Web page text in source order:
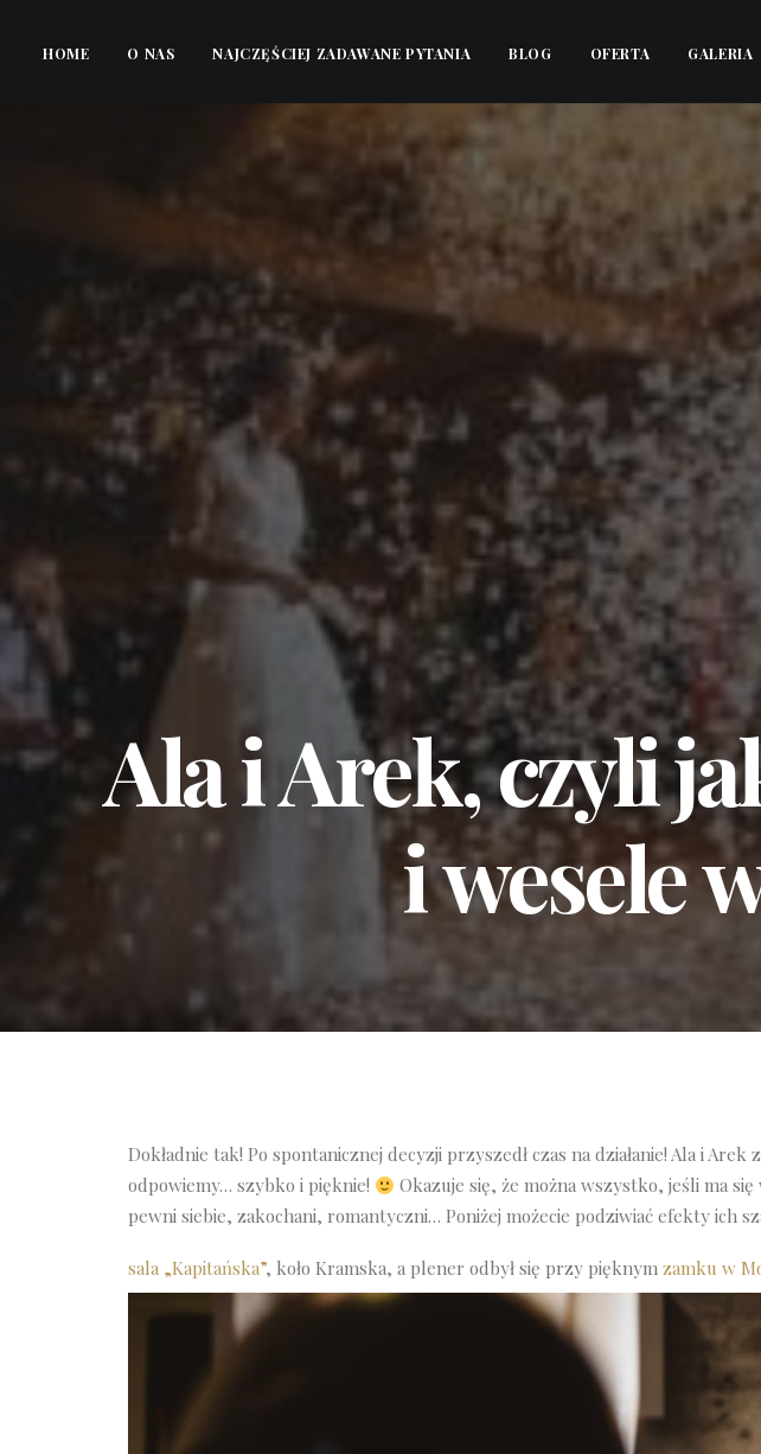
HOME O NAS NAJCZĘŚCIEJ ZADAWANE PYTANIA BLOG OFERTA GALERIA
AlaiArek,czyli
iwesele
Dokładnie tak! Po spontanicznej decyzji przyszedł czas na działanie! Ala i
odpowiemy… szybko i pięknie!
Okazuje się, że można wszystko, jeśli ma
pewni siebie, zakochani, romantyczni… Poniżej możecie podziwiać efekty ich
sala „Kapitańska”, koło Kramska, a plener odbył się przy pięknym zamku w